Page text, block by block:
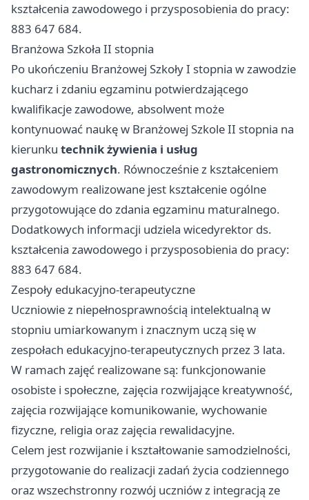
kształcenia zawodowego i przysposobienia do pracy:
883 647 684.
Branżowa Szkoła II stopnia
Po ukończeniu Branżowej Szkoły I stopnia w zawodzie
kucharz i zdaniu egzaminu potwierdzającego
kwalifikacje zawodowe, absolwent może
kontynuować naukę w Branżowej Szkole II stopnia na
kierunku technik żywienia i usług
gastronomicznych. Równocześnie z kształceniem
zawodowym realizowane jest kształcenie ogólne
przygotowujące do zdania egzaminu maturalnego.
Dodatkowych informacji udziela wicedyrektor ds.
kształcenia zawodowego i przysposobienia do pracy:
883 647 684.
Zespoły edukacyjno-terapeutyczne
Uczniowie z niepełnosprawnością intelektualną w
stopniu umiarkowanym i znacznym uczą się w
zespołach edukacyjno-terapeutycznych przez 3 lata.
W ramach zajęć realizowane są: funkcjonowanie
osobiste i społeczne, zajęcia rozwijające kreatywność,
zajęcia rozwijające komunikowanie, wychowanie
fizyczne, religia oraz zajęcia rewalidacyjne.
Celem jest rozwijanie i kształtowanie samodzielności,
przygotowanie do realizacji zadań życia codziennego
oraz wszechstronny rozwój uczniów z integracją ze